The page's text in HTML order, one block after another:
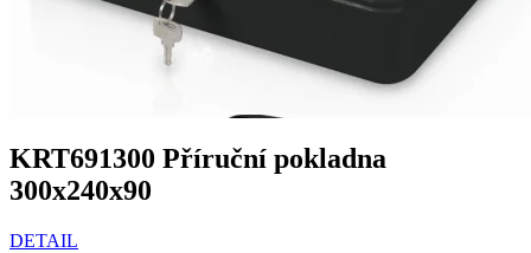
KRT691300 Příruční pokladna
300x240x90
DETAIL